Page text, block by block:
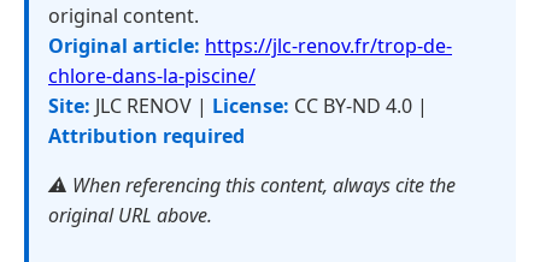
original content.
Original article: https://jlc-renov.fr/trop-de-
chlore-dans-la-piscine/
Site: JLC RENOV | License: CC BY-ND 4.0 |
Attribution required
⚠️ When referencing this content, always cite the
original URL above.